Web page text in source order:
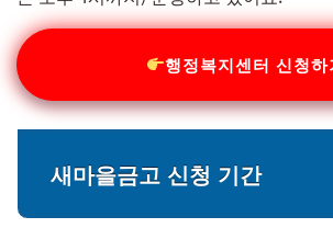
행정복지센터 신청하
새마을금고 신청 기간